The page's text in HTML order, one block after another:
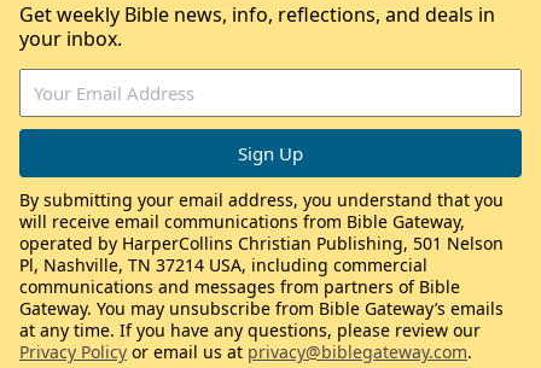
Get weekly Bible news, info, reflections, and deals in
your inbox.
By submitting your email address, you understand that you
will receive email communications from Bible Gateway,
operated by HarperCollins Christian Publishing, 501 Nelson
Pl, Nashville, TN 37214 USA, including commercial
communications and messages from partners of Bible
Gateway. You may unsubscribe from Bible Gateway’s emails
at any time. If you have any questions, please review our
Privacy Policy or email us at privacy@biblegateway.com.